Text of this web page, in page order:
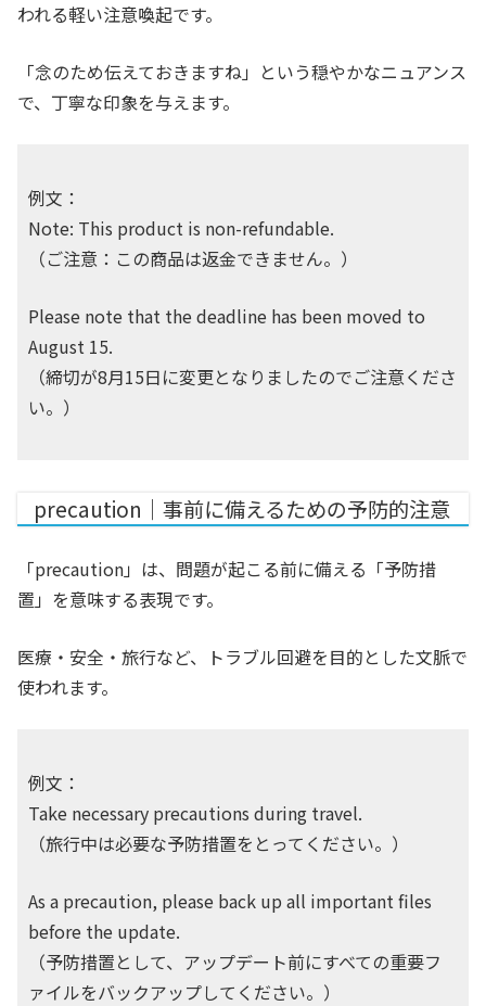
われる軽い注意喚起です。
「念のため伝えておきますね」という穏やかなニュアンス
で、丁寧な印象を与えます。
例文：
Note: This product is non-refundable.
（ご注意：この商品は返金できません。）
Please note that the deadline has been moved to
August 15.
（締切が8月15日に変更となりましたのでご注意くださ
い。）
precaution｜事前に備えるための予防的注意
「precaution」は、問題が起こる前に備える「予防措
置」を意味する表現です。
医療・安全・旅行など、トラブル回避を目的とした文脈で
使われます。
例文：
Take necessary precautions during travel.
（旅行中は必要な予防措置をとってください。）
As a precaution, please back up all important files
before the update.
（予防措置として、アップデート前にすべての重要フ
ァイルをバックアップしてください。）